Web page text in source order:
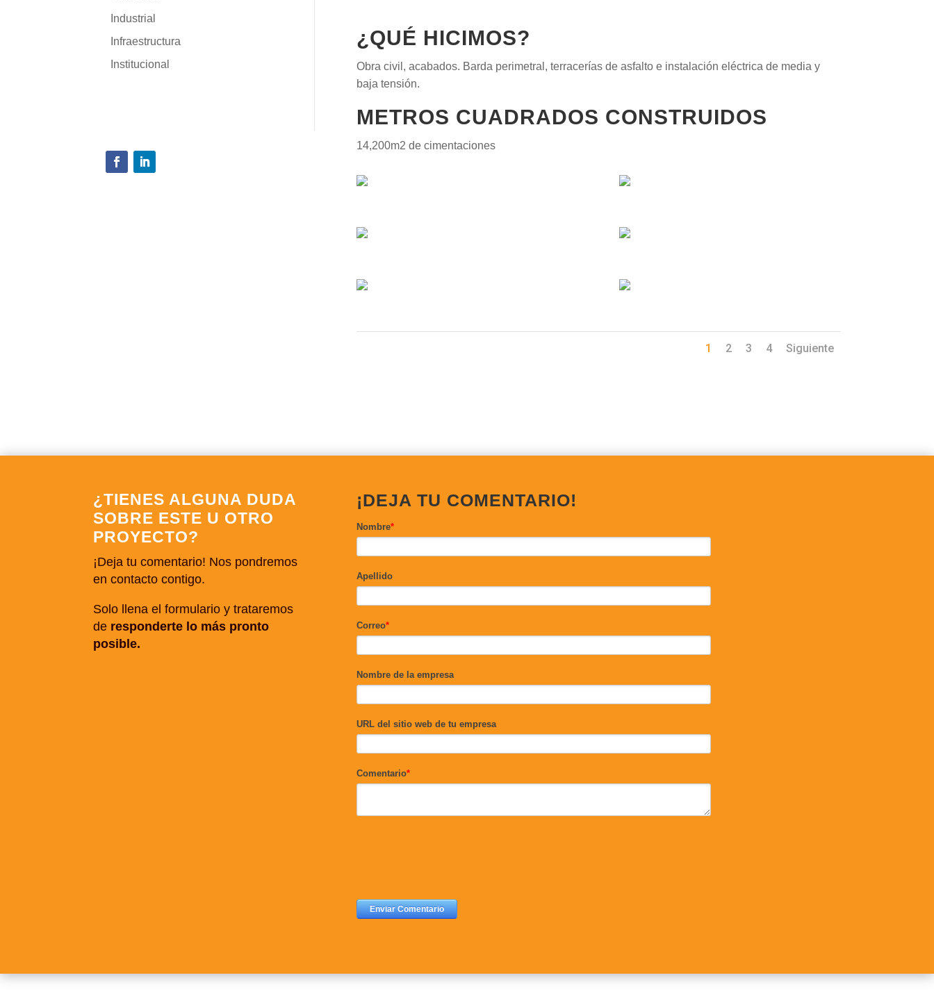
Industrial
Infraestructura
Institucional
¿QUÉ HICIMOS?
Obra civil, acabados. Barda perimetral, terracerías de asfalto e instalación eléctrica de media y
baja tensión.
METROS CUADRADOS CONSTRUIDOS
14,200m2 de cimentaciones
1 2 3 4 Siguiente
¿TIENES ALGUNA DUDA
SOBRE ESTE U OTRO
PROYECTO?
¡Deja tu comentario! Nos pondremos
en contacto contigo.
Solo llena el formulario y trataremos
de responderte lo más pronto
posible.
¡DEJA TU COMENTARIO!
Nombre*
Apellido
Correo*
Nombre de la empresa
URL del sitio web de tu empresa
Comentario*